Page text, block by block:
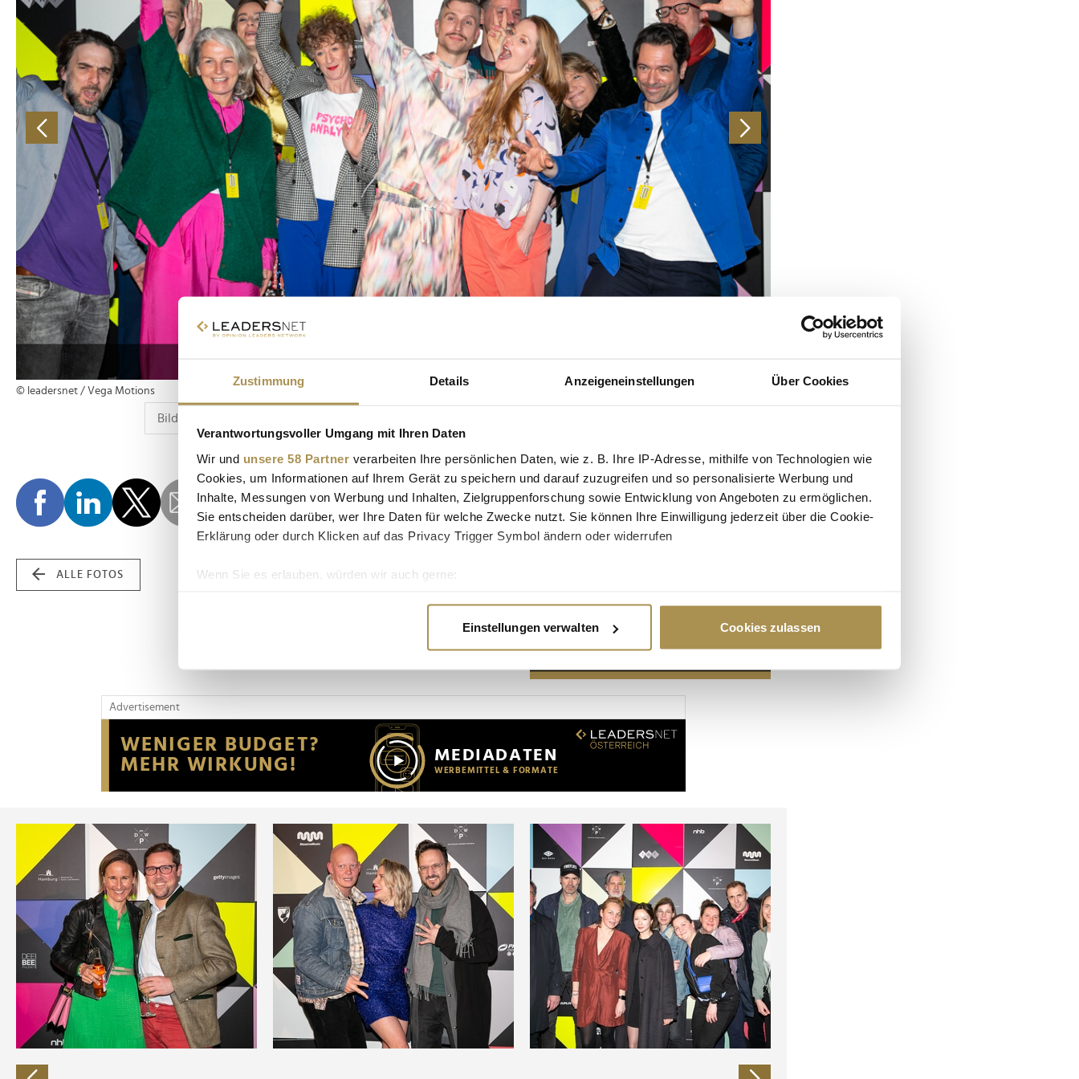
Zustimmung Details Anzeigeneinstellungen Über Cookies
Verantwortungsvoller Umgang mit Ihren Daten
Wir und unsere 58 Partner verarbeiten Ihre persönlichen Daten, wie z. B. Ihre IP-Adresse, mithilfe von Technologien wie
Cookies, um Informationen auf Ihrem Gerät zu speichern und darauf zuzugreifen und so personalisierte Werbung und
Inhalte, Messungen von Werbung und Inhalten, Zielgruppenforschung sowie Entwicklung von Angeboten zu ermöglichen.
Sie entscheiden darüber, wer Ihre Daten für welche Zwecke nutzt. Sie können Ihre Einwilligung jederzeit über die Cookie-
Erklärung oder durch Klicken auf das Privacy Trigger Symbol ändern oder widerrufen
Wenn Sie es erlauben, würden wir auch gerne:
Erfahren Sie mehr darüber, wie Ihre persönlichen Daten verarbeitet werden, und legen Sie Ihre Präferenzen im
Wir verwenden Cookies, um Inhalte und Anzeigen zu personalisieren, Funktionen für soziale Medien anbieten zu können
Website an unsere Partner für soziale Medien, Werbung und Analysen weiter. Unsere Partner führen diese Informationen
möglicherweise mit weiteren Daten zusammen, die Sie ihnen bereitgestellt haben oder die sie im Rahmen Ihrer Nutzung
der Dienste gesammelt haben.
Einstellungen verwalten Cookies zulassen
© leadersnet / Vega Motions
ALLE FOTOS
Advertisement
Advertisement